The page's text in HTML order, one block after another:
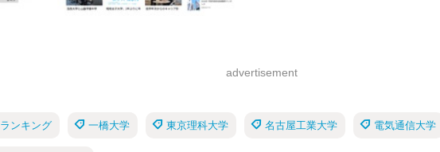
advertisement
ランキング 一橋大学 東京理科大学 名古屋工業大学 電気通信大学